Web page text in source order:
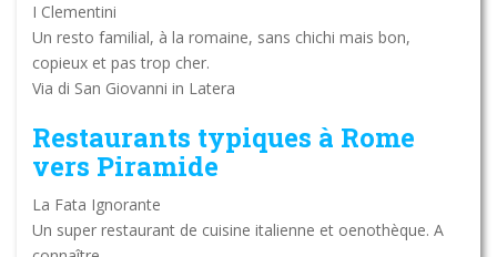
I Clementini
Un resto familial, à la romaine, sans chichi mais bon,
copieux et pas trop cher.
Via di San Giovanni in Latera
Restaurants typiques à Rome
vers Piramide
La Fata Ignorante
Un super restaurant de cuisine italienne et oenothèque. A